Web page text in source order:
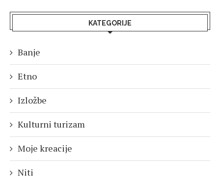
KATEGORIJE
Banje
Etno
Izložbe
Kulturni turizam
Moje kreacije
Niti